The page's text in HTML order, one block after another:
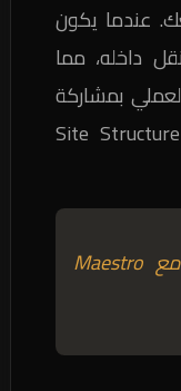
عندما يكون
داخله، مما
بمشاركة
في السوق السعودي، ستتعرف على أسس Site Structure
تواصل مع Maestro